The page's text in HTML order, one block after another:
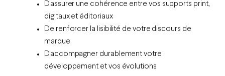
D’assurer une cohérence entre vos supports print,
digitaux et éditoriaux
De renforcer la lisibilité de votre discours de
marque
D’accompagner durablement votre
développement et vos évolutions